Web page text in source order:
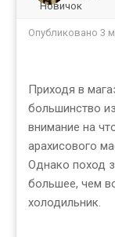
Новичок
Опубликовано 3
Приходя в
большинство
внимание на
арахисового
Однако поход
большее, чем
холодильник.